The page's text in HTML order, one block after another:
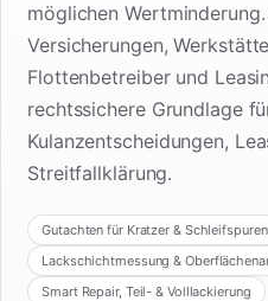
möglichen
Versicherungen,
Flottenbetreiber und
rechtssichere Grundlage
Kulanzentscheidungen,
Streitfallklärung.
Gutachten für Kratzer & Schleifspuren
Lackschichtmessung &
Smart Repair, Teil- & Volllackierung